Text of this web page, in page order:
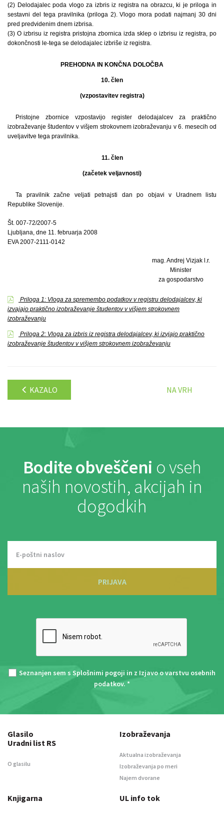
(2) Delodajalec poda vlogo za izbris iz registra na obrazcu, ki je priloga in
sestavni del tega pravilnika (priloga 2). Vlogo mora podati najmanj 30 dni
pred predvidenim dnem izbrisa.
(3) O izbrisu iz registra pristojna zbornica izda sklep o izbrisu iz registra, po
dokončnosti le-tega se delodajalec izbriše iz registra.
PREHODNA IN KONČNA DOLOČBA
10. člen
(vzpostavitev registra)
Pristojne zbornice vzpostavijo register delodajalcev za praktično
izobraževanje študentov v višjem strokovnem izobraževanju v 6. mesecih od
uveljavitve tega pravilnika.
11. člen
(začetek veljavnosti)
Ta pravilnik začne veljati petnajsti dan po objavi v Uradnem listu
Republike Slovenije.
Št. 007-72/2007-5
Ljubljana, dne 11. februarja 2008
EVA 2007-2111-0142
mag. Andrej Vizjak l.r.
Minister
za gospodarstvo
Priloga 1: Vloga za spremembo podatkov v registru delodajalcev, ki
izvajajo praktično izobraževanje študentov v višjem strokovnem
izobraževanju
Priloga 2: Vloga za izbris iz registra delodajalcev, ki izvjajo praktično
izobraževanje študentov v višjem strokovnem izobraževanju
KAZALO NA VRH
Bodite obveščeni o vseh
naših novostih, akcijah in
dogodkih
PRIJAVA
Seznanjen sem s Splošnimi pogoji in z Izjavo o varstvu osebnih
podatkov. *
Glasilo
Uradni list RS
O glasilu
Izobraževanja
Aktualna izobraževanja
Izobraževanja po meri
Najem dvorane
Knjigarna UL info tok